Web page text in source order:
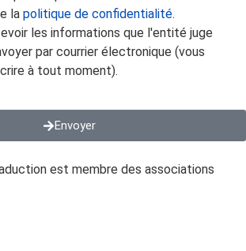
la politique de confidentialité.
les informations que l'entité juge
par courrier électronique (vous
à tout moment).
Envoyer
est membre des associations